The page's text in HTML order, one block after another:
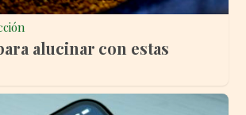
alucinar con estas